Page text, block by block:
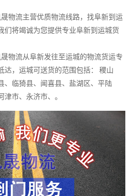
物流主营优质物流线路，找阜新到运
们将竭诚为您提供专业阜新到运城货
物流从阜新发往至运城的物流货运专
达，运城可送货的范围包括： 稷山
、临猗县、闻喜县、盐湖区、平陆
市、永济市、。